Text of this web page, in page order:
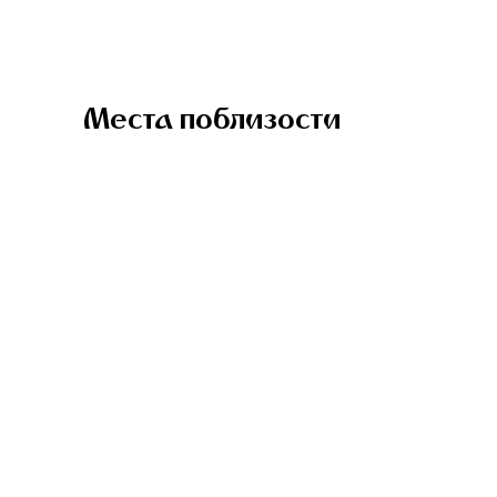
Места поблизости